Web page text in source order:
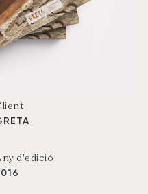
d'edició